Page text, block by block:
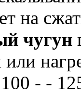
на
чугун
- -